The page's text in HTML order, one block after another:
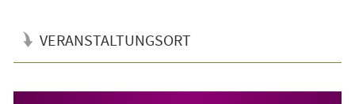
VERANSTALTUNGSORT